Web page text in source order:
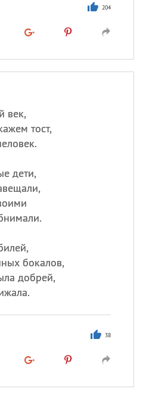
204
век,
тост,
дети,
бокалов,
добрей,
38